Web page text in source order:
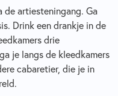
de artiesteningang. Ga
Drink een drankje in de
drie
je langs de kleedkamers
cabaretier, die je in